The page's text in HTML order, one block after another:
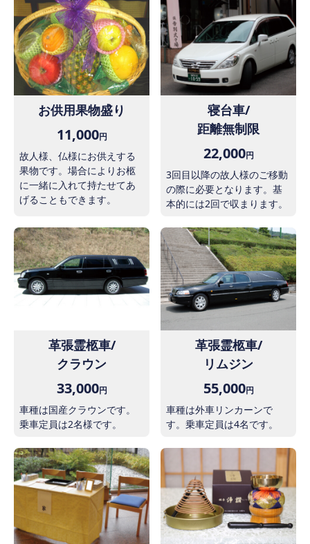
お供用果物盛り
11,000円
故人様、仏様にお供えする
果物です。場合によりお柩
に一緒に入れて持たせてあ
げることもできます。
寝台車/
距離無制限
22,000円
3回目以降の故人様のご移動
の際に必要となります。基
本的には2回で収まります。
革張霊柩車/
クラウン
33,000円
車種は国産クラウンです。
乗車定員は2名様です。
革張霊柩車/
リムジン
55,000円
車種は外車リンカーンで
す。乗車定員は4名です。